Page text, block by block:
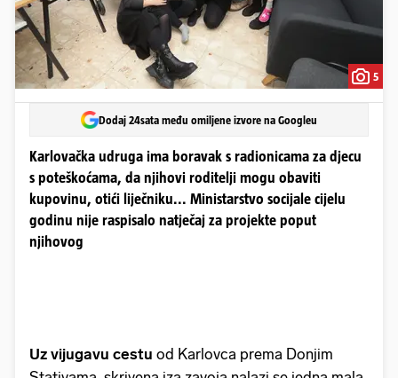
5
Dodaj 24sata među omiljene izvore na Googleu
Karlovačka udruga ima boravak s radionicama za djecu
s poteškoćama, da njihovi roditelji mogu obaviti
kupovinu, otići liječniku... Ministarstvo socijale cijelu
godinu nije raspisalo natječaj za projekte poput
njihovog
Uz vijugavu cestu od Karlovca prema Donjim